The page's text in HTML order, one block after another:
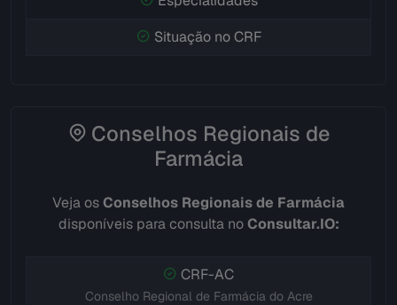
Situação no CRF
Conselhos Regionais de
Farmácia
Veja osConselhos Regionais de Farmácia
disponíveis para consulta noConsultar.IO:
CRF-AC
Conselho Regional de Farmácia do Acre